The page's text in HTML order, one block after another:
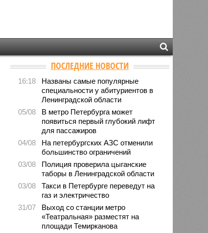
ПОСЛЕДНИЕ НОВОСТИ
16:18
Названы самые популярные
специальности у абитуриентов в
Ленинградской области
05/08
В метро Петербурга может
появиться первый глубокий лифт
для пассажиров
04/08
На петербургских АЗС отменили
большинство ограничений
03/08
Полиция проверила цыганские
таборы в Ленинградской области
03/08
Такси в Петербурге переведут на
газ и электричество
31/07
Выход со станции метро
«Театральная» разместят на
площади Темирканова